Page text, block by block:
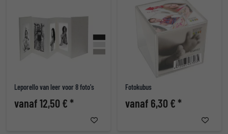
Leporello van leer voor 8 foto's
vanaf 12,50 € *
Fotokubus
vanaf 6,30 € *